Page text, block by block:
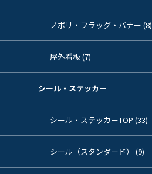
ノボリ・フラッグ・バナー (8)
屋外看板 (7)
シール・ステッカー
シール・ステッカーTOP (33)
シール（スタンダード） (9)